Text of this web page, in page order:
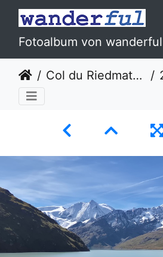
Fotoalbum von wanderful
Col du Riedmatten und Col du Tsaté, 06./07.09.2025